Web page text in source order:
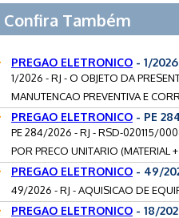
Confira Também
PREGAO ELETRONICO - 1/
1/2026 - RJ - O OBJETO DA
MANUTENCAO PREVENTIVA E
PREGAO ELETRONICO - PE
PE 284/2026 - RJ - RSD-020115/
POR PRECO UNITARIO (MATERIAL
PREGAO ELETRONICO - 49/
49/2026 - RJ - AQUISICAO DE
PREGAO ELETRONICO - 18/